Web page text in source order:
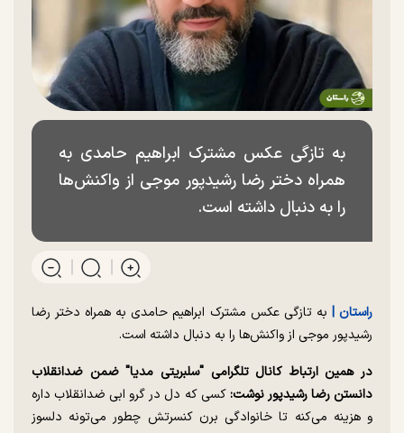
به تازگی عکس مشترک ابراهیم حامدی به
همراه دختر رضا رشیدپور موجی از واکنش‌ها
را به دنبال داشته است.
راستان | به تازگی عکس مشترک ابراهیم حامدی به همراه دختر رضا
رشیدپور موجی از واکنش‌ها را به دنبال داشته است.
در همین ارتباط کانال تلگرامی "سلبریتی مدیا" ضمن ضدانقلاب
دانستن رضا رشیدپور نوشت:کسی که دل در گرو ابی ضدانقلاب داره
و هزینه می‌کنه تا خانوادگی برن کنسرتش چطور می‌تونه دلسوز